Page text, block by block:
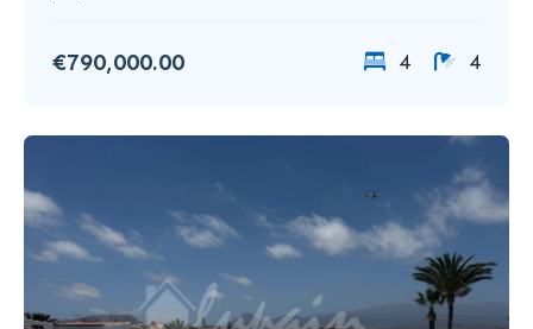
€790,000.00 4 4